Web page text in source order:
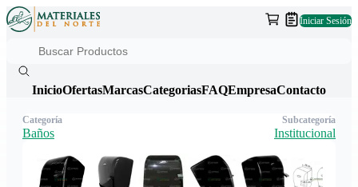
Iniciar Sesión
InicioOfertasMarcasCategoriasFAQEmpresaContacto
Categoría
Baños
Subcategoría
Institucional